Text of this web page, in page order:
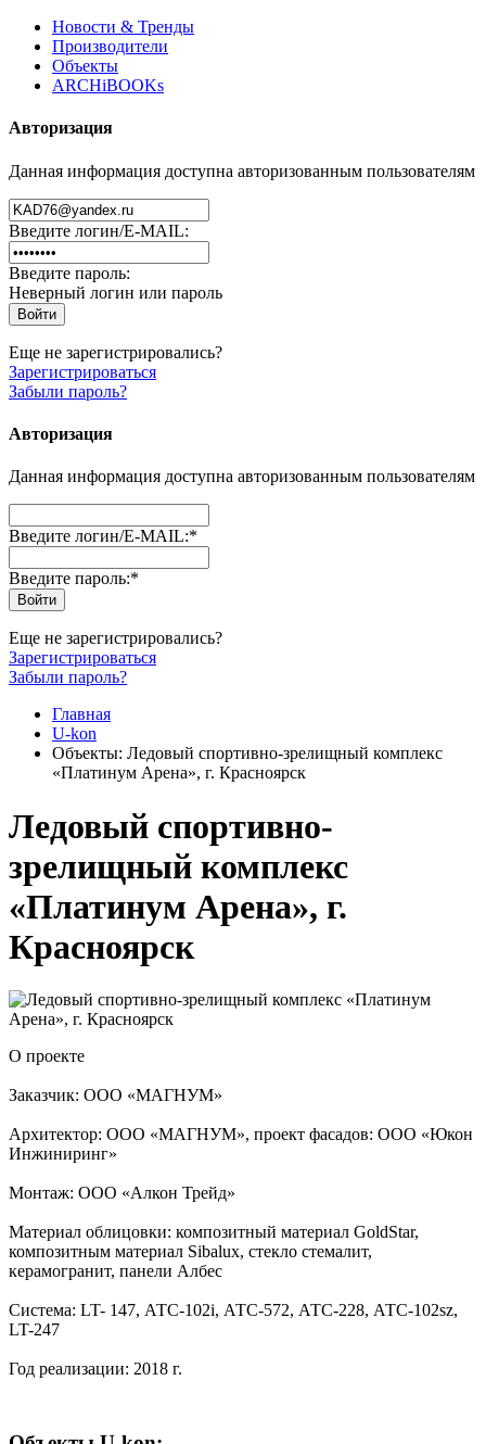
Новости & Тренды
Производители
Объекты
ARCHiBOOKs
Авторизация
Данная информация доступна авторизованным пользователям
Введите логин/E-MAIL:
Введите пароль:
Неверный логин или пароль
Еще не зарегистрировались?
Зарегистрироваться
Забыли пароль?
Авторизация
Данная информация доступна авторизованным пользователям
Введите логин/E-MAIL:*
Введите пароль:*
Еще не зарегистрировались?
Зарегистрироваться
Забыли пароль?
Главная
U-kon
Объекты: Ледовый спортивно-зрелищный комплекс
«Платинум Арена», г. Красноярск
Ледовый спортивно-
зрелищный комплекс
«Платинум Арена», г.
Красноярск
О проекте
Заказчик: ООО «МАГНУМ»
Архитектор: ООО «МАГНУМ», проект фасадов: ООО «Юкон
Инжиниринг»
Монтаж: ООО «Алкон Трейд»
Материал облицовки: композитный материал GoldStar,
композитным материал Sibalux, стекло стемалит,
керамогранит, панели Албес
Система: LT- 147, АТС-102i, АТС-572, АТС-228, АТС-102sz,
LT-247
Год реализации: 2018 г.